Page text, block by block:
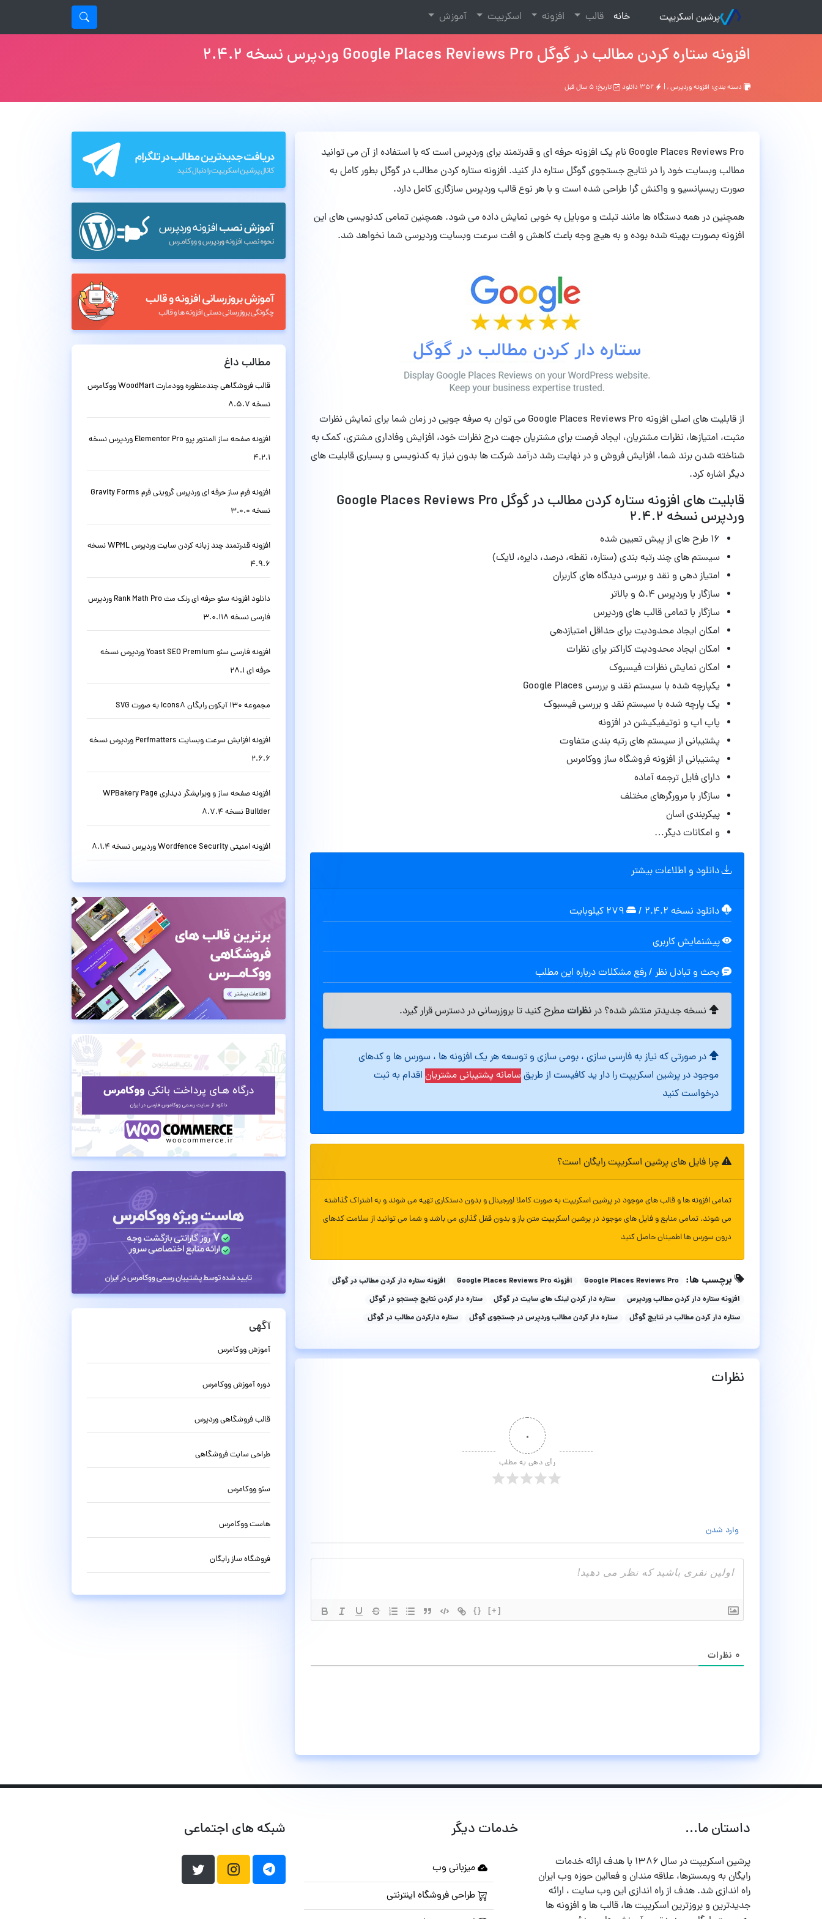
پرشین اسکریپت خانه
(current) قالب افزونه اسکریپت آموزش
افزونه ستاره کردن مطالب در گوگل Google Places Reviews Pro وردپرس نسخه 2.4.2
دسته بندی: افزونه وردپرس, | ۳۵۲ دانلود تاریخ: ۵ سال قبل
Google Places Reviews Pro نام یک افزونه حرفه ای و قدرتمند برای وردپرس است که با استفاده از آن می توانید
مطالب وبسایت خود را در نتایج جستجوی گوگل ستاره دار کنید. افزونه ستاره کردن مطالب در گوگل بطور کامل به
صورت ریسپانسیو و واکنش گرا طراحی شده است و با هر نوع قالب وردپرس سازگاری کامل دارد.
همچنین در همه دستگاه ها مانند تبلت و موبایل به خوبی نمایش داده می شود. همچنین تمامی کدنویسی های این
افزونه بصورت بهینه شده بوده و به هیچ وجه باعث کاهش و افت سرعت وبسایت وردپرسی شما نخواهد شد.
از قابلیت های اصلی افزونه Google Places Reviews Pro می توان به صرفه جویی در زمان شما برای نمایش نظرات
مثبت، امتیازها، نظرات مشتریان، ایجاد فرصت برای مشتریان جهت درج نظرات خود، افزایش وفاداری مشتری، کمک به
شناخته شدن برند شما، افزایش فروش و در نهایت رشد درآمد شرکت ها بدون نیاز به کدنویسی و بسیاری قابلیت های
دیگر اشاره کرد.
قابلیت های افزونه ستاره کردن مطالب در گوگل Google Places Reviews Pro
وردپرس نسخه ۲.۴.۲
۱۶ طرح های از پیش تعیین شده
سیستم های چند رتبه بندی (ستاره، نقطه، درصد، دایره، لایک)
امتیاز دهی و نقد و بررسی دیدگاه های کاربران
سازگار با وردپرس ۵.۴ و بالاتر
سازگار با تمامی قالب های وردپرس
امکان ایجاد محدودیت برای حداقل امتیازدهی
امکان ایجاد محدودیت کاراکتر برای نظرات
امکان نمایش نظرات فیسبوک
یکپارچه شده با سیستم نقد و بررسی Google Places
یک پارچه شده با سیستم نقد و بررسی فیسبوک
پاپ اپ و نوتیفیکیشن در افزونه
پشتیبانی از سیستم های رتبه بندی متفاوت
پشتیبانی از افزونه فروشگاه ساز ووکامرس
دارای فایل ترجمه آماده
سازگار با مرورگرهای مختلف
پیکربندی اسان
و امکانات دیگر…
دانلود و اطلاعات بیشتر
دانلود نسخه ۲.۴.۲ /
پیشنمایش کاربری
بحث و تبادل نظر / رفع مشکلات درباره این مطلب
نسخه جدیدتر منتشر شده؟ درنظراتمطرح کنید تا بروزرسانی در دسترس قرار گیرد.
در صورتی که نیاز به فارسی سازی ، بومی سازی و توسعه هر یک افزونه ها ، سورس ها و کدهای
موجود در پرشین اسکریپت را دار ید کافیست از طریقسامانه پشتیبانی مشتریان اقدام به ثبت
درخواست کنید
چرا فایل های پرشین اسکریپت رایگان است؟
تمامی افزونه ها و قالب های موجود در پرشین اسکریپت به صورت کاملا اورجینال و بدون دستکاری تهیه می شوند و به اشتراک گذاشته
می شوند. تمامی منابع و فایل های موجود در پرشین اسکریپت متن باز و بدون قفل گذاری می باشد و شما می توانید از سلامت کدهای
درون سورس ها اطمینان حاصل کنید
برچسب ها: Google Places Reviews Pro افزونه Google Places Reviews Pro
افزونه ستاره دار کردن مطالب در گوگل
افزونه ستاره دار کردن مطالب وردپرس
ستاره دار کردن لینک های سایت در گوگل
ستاره دار کردن نتایج جستجو در گوگل
ستاره دار کردن مطالب در نتایج گوگل
ستاره دار کردن مطالب وردپرس در جستجوی گوگل ستاره دارکردن مطالب در گوگل
نظرات
۰
رأی دهی به مطلب
وارد شدن
{} [+]
۰ نظرات
مطالب داغ
قالب فروشگاهی چندمنظوره وودمارت WoodMart ووکامرس
نسخه 8.5.7
افزونه صفحه ساز المنتور پرو Elementor Pro وردپرس نسخه
4.2.1
افزونه فرم ساز حرفه ای وردپرس گرویتی فرم Gravity Forms
نسخه 3.0.0
افزونه قدرتمند چند زبانه کردن سایت وردپرس WPML نسخه
4.9.6
دانلود افزونه سئو حرفه ای رنک مث Rank Math Pro وردپرس
فارسی نسخه 3.0.118
افزونه فارسی سئو Yoast SEO Premium وردپرس نسخه
حرفه ای 28.1
مجموعه 130 آیکون رایگان Icons8 به صورت SVG
افزونه افزایش سرعت وبسایت Perfmatters وردپرس نسخه
2.6.6
افزونه صفحه ساز و ویرایشگر دیداری WPBakery Page
Builder نسخه 8.7.4
افزونه امنیتی Wordfence Security وردپرس نسخه 8.1.4
آگهی
آموزش ووکامرس
دوره آموزش ووکامرس
قالب فروشگاهی وردپرس
طراحی سایت فروشگاهی
سئو ووکامرس
هاست ووکامرس
فروشگاه ساز رایگان
داستان ما...
پرشین اسکریپت در سال ۱۳۸۶ با هدف ارائه خدمات
رایگان به وبمسترها، علاقه مندان و فعالین حوزه وب ایران
راه اندازی شد. هدف از راه اندازی این وب سایت ، ارائه
جدیدترین و بروزترین اسکریپت ها، قالب ها و افزونه ها
خدمات دیگر
میزبانی وب
طراحی فروشگاه اینترنتی
شبکه های اجتماعی